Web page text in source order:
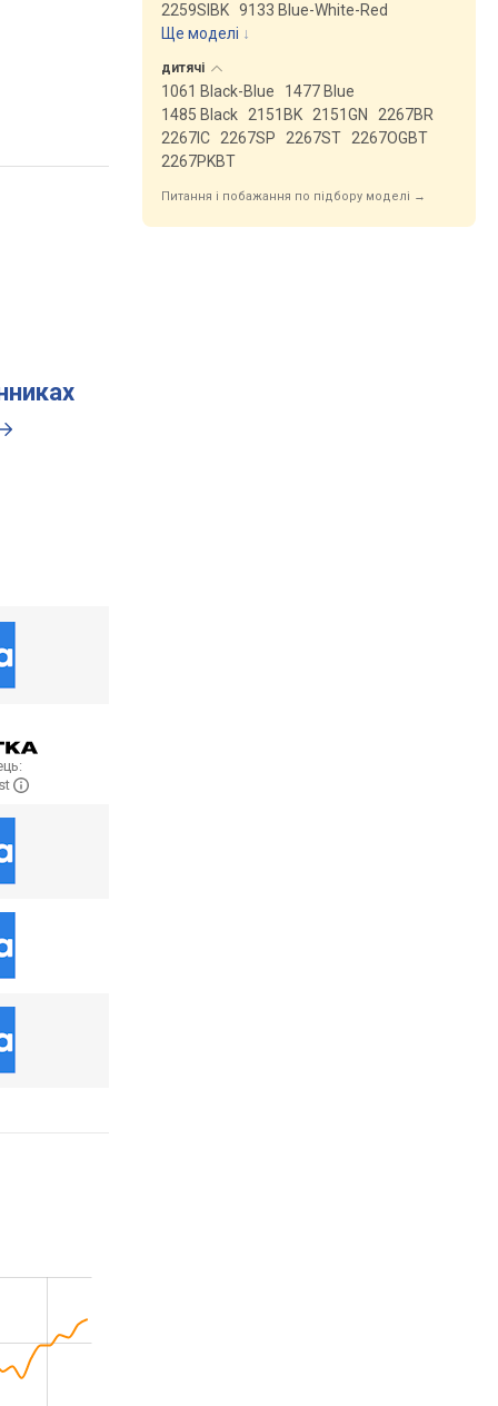
2259SIBK 9133 Blue-White-Red
Ще моделі ↓
дитячі
1061 Black-Blue
1477 Blue
1485 Black
2151BK 2151GN
2267BR
2267IC
2267SP 2267ST
2267OGBT
2267PKBT
Питання і побажання по підбору моделі →